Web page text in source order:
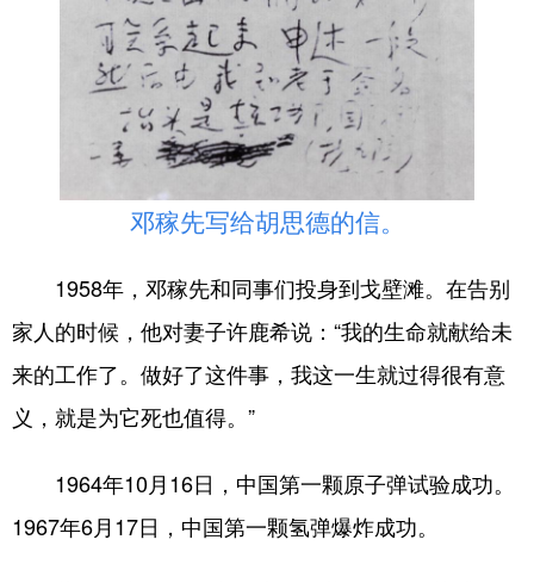
邓稼先写给胡思德的信。
1958年，邓稼先和同事们投身到戈壁滩。在告别
家人的时候，他对妻子许鹿希说：“我的生命就献给未
来的工作了。做好了这件事，我这一生就过得很有意
义，就是为它死也值得。”
1964年10月16日，中国第一颗原子弹试验成功。
1967年6月17日，中国第一颗氢弹爆炸成功。